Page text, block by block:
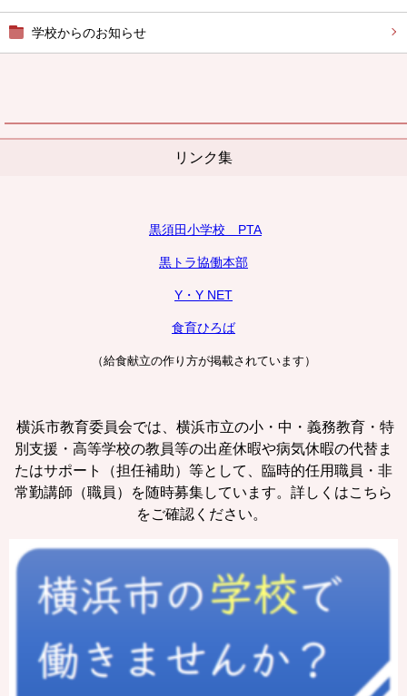
学校からのお知らせ
リンク集
黒須田小学校 PTA
黒トラ協働本部
Y・Y NET
食育ひろば
（給食献立の作り方が掲載されています）
横浜市教育委員会では、横浜市立の小・中・義務教育・特
別支援・高等学校の教員等の出産休暇や病気休暇の代替ま
たはサポート（担任補助）等として、臨時的任用職員・非
常勤講師（職員）を随時募集しています。詳しくはこちら
をご確認ください。